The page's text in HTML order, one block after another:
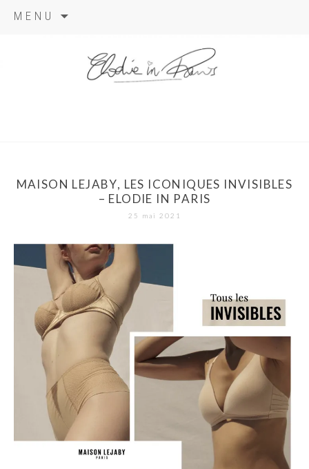
MENU
MAISON LEJABY, LES ICONIQUES INVISIBLES
– ELODIE IN PARIS
25 mai 2021